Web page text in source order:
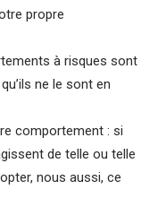
propre
à risques sont
ne le sont en
comportement : si
de telle ou telle
nous aussi, ce